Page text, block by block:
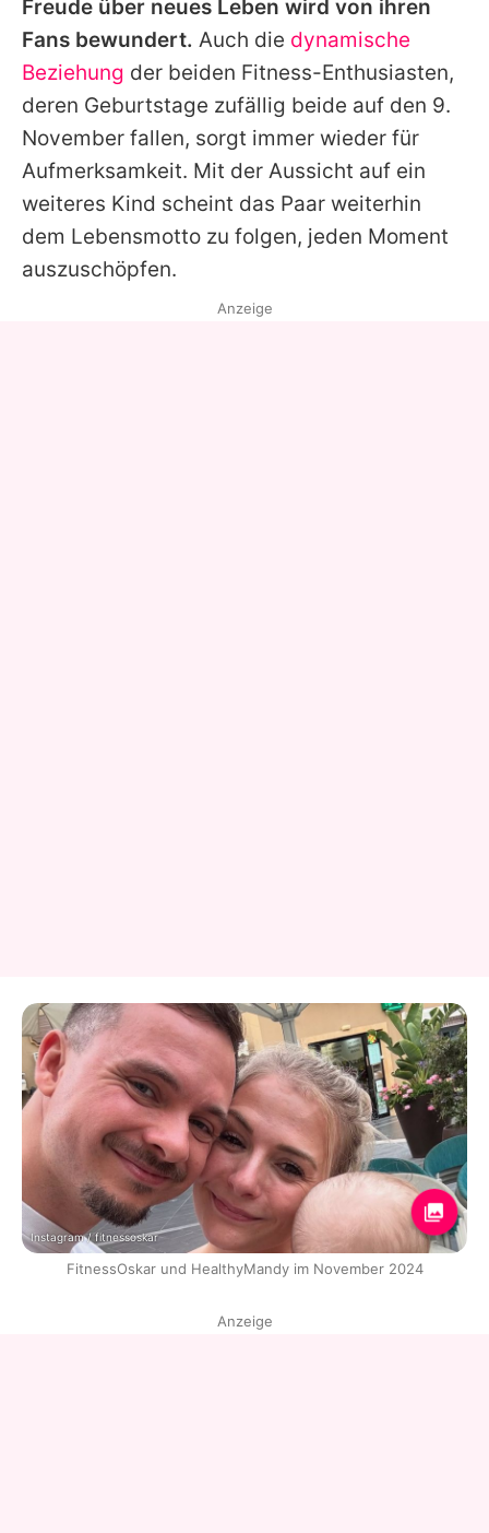
Freude über neues Leben wird von ihren
Fans bewundert. Auch die dynamische
Beziehung der beiden Fitness-Enthusiasten,
deren Geburtstage zufällig beide auf den 9.
November fallen, sorgt immer wieder für
Aufmerksamkeit. Mit der Aussicht auf ein
weiteres Kind scheint das Paar weiterhin
dem Lebensmotto zu folgen, jeden Moment
auszuschöpfen.
Anzeige
Instagram / fitnessoskar
FitnessOskar und HealthyMandy im November 2024
Anzeige